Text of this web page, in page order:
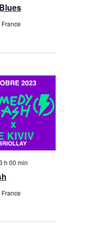
h 00 min